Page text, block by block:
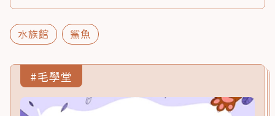
水族館 鯊魚
#毛學堂